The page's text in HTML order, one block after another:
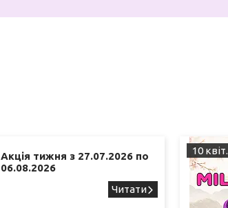
Акція тижня з 27.07.2026 по
06.08.2026
10 квіт.